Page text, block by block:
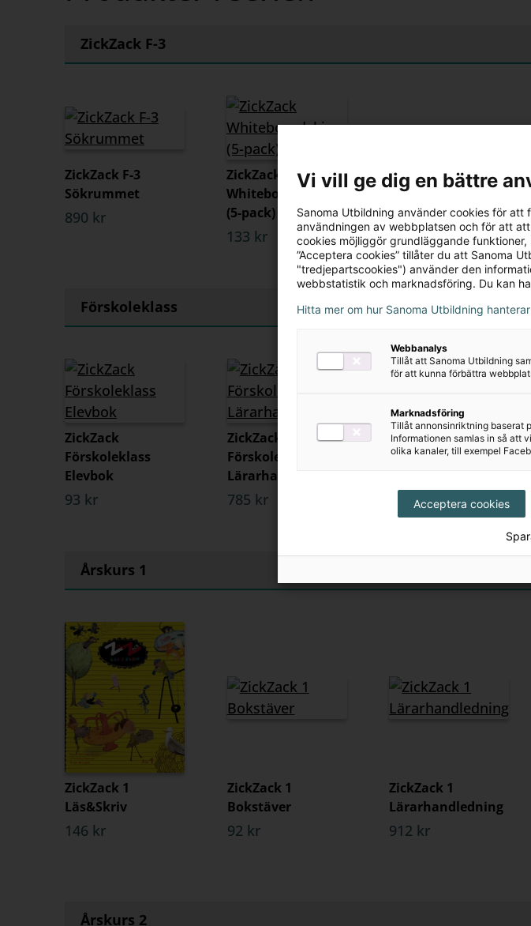
ZickZack F-3
ZickZack F-3
Sökrummet
890 kr
ZickZack
Whiteboardskivor
(5-pack)
133 kr
Förskoleklass
ZickZack
Förskoleklass
Elevbok
93 kr
ZickZack
Förskoleklass
Lärarhandledning
785 kr
ZickZack
Förskoleklass
73 kr
Årskurs 1
ZickZack 1
Läs&Skriv
146 kr
ZickZack 1
Bokstäver
92 kr
ZickZack 1
Lärarhandledning
912 kr
Årskurs 2
Vi vill ge dig en bättre
Sanoma Utbildning använder cookies för
användningen av webbplatsen och för att
cookies möjliggör grundläggande
”Acceptera cookies” tillåter du att Sanoma
"tredjepartscookies") använder den
webbstatistik och marknadsföring. Du kan
Hitta mer om hur Sanoma Utbildning
Webbanalys
Tillåt att Sanoma Utbildning
för att kunna förbättra
Marknadsföring
Tillåt annonsinriktning baserat
Informationen samlas in så att
olika kanaler, till exempel
Acceptera cookies